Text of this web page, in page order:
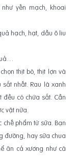
yến mạch, khoai
hạch, hạt, dầu ô liu
thịt bò, thịt lợn và
nhất. Rau lá xanh
có chứa sắt. Cần
vật nữa.
phẩm từ sữa. Bạn
đường, hay sữa chua
ăn cả xương như cá